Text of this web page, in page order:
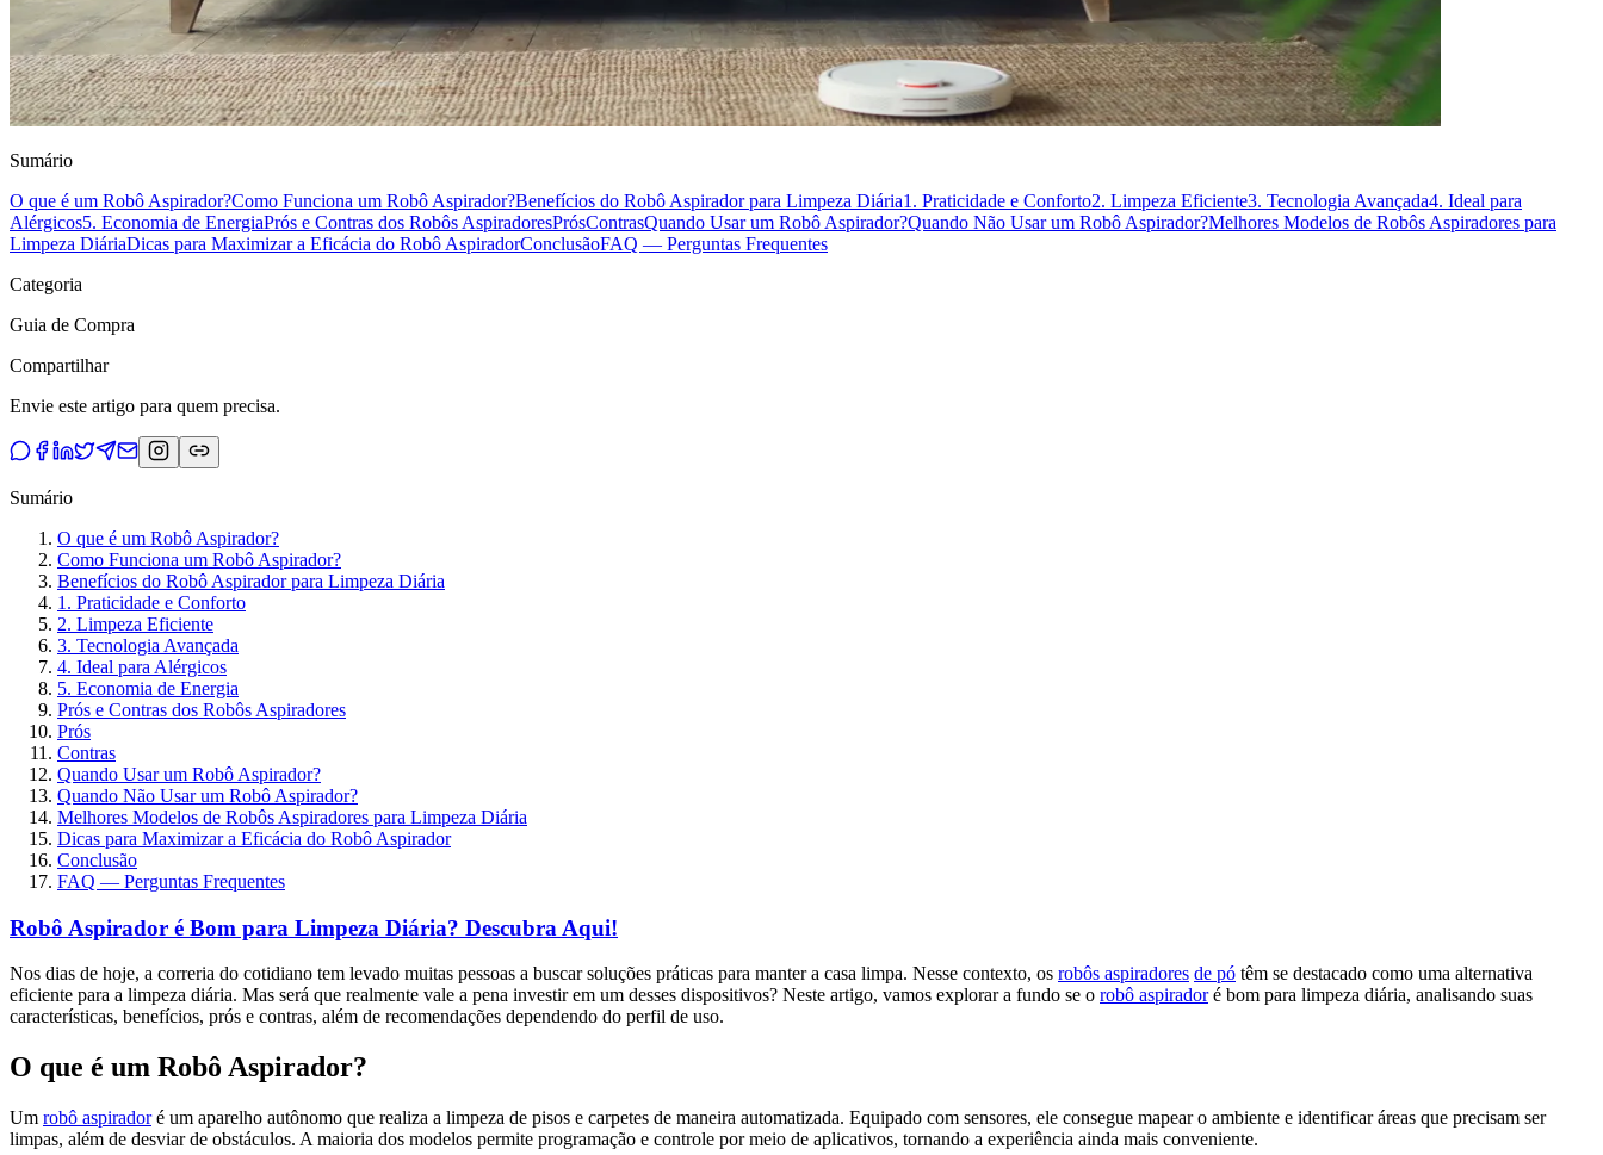
Sumário
O que é um Robô Aspirador?Como Funciona um Robô Aspirador?Benefícios do Robô Aspirador para Limpeza Diária1. Praticidade e Conforto2. Limpeza Eficiente3. Tecnologia Avançada4. Ideal para
Alérgicos5. Economia de EnergiaPrós e Contras dos Robôs AspiradoresPrósContrasQuando Usar um Robô Aspirador?Quando Não Usar um Robô Aspirador?Melhores Modelos de Robôs Aspiradores para
Limpeza DiáriaDicas para Maximizar a Eficácia do Robô AspiradorConclusãoFAQ — Perguntas Frequentes
Categoria
Guia de Compra
Compartilhar
Envie este artigo para quem precisa.
Sumário
O que é um Robô Aspirador?
Como Funciona um Robô Aspirador?
Benefícios do Robô Aspirador para Limpeza Diária
1. Praticidade e Conforto
2. Limpeza Eficiente
3. Tecnologia Avançada
4. Ideal para Alérgicos
5. Economia de Energia
Prós e Contras dos Robôs Aspiradores
Prós
Contras
Quando Usar um Robô Aspirador?
Quando Não Usar um Robô Aspirador?
Melhores Modelos de Robôs Aspiradores para Limpeza Diária
Dicas para Maximizar a Eficácia do Robô Aspirador
Conclusão
FAQ — Perguntas Frequentes
Robô Aspirador é Bom para Limpeza Diária? Descubra Aqui!
Nos dias de hoje, a correria do cotidiano tem levado muitas pessoas a buscar soluções práticas para manter a casa limpa. Nesse contexto, os robôs aspiradores de pó têm se destacado como uma alternativa
eficiente para a limpeza diária. Mas será que realmente vale a pena investir em um desses dispositivos? Neste artigo, vamos explorar a fundo se o robô aspiradoré bom para limpeza diária, analisando suas
características, benefícios, prós e contras, além de recomendações dependendo do perfil de uso.
O que é um Robô Aspirador?
Um robô aspiradoré um aparelho autônomo que realiza a limpeza de pisos e carpetes de maneira automatizada. Equipado com sensores, ele consegue mapear o ambiente e identificar áreas que precisam ser
limpas, além de desviar de obstáculos. A maioria dos modelos permite programação e controle por meio de aplicativos, tornando a experiência ainda mais conveniente.